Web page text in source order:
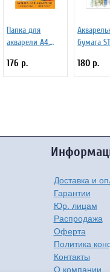
Папка для
акварели А4,
200 г/м.кв.
бумага. по ГОСТ
176 р.
бумага
180 г/м2
180 р.
Доставка и
Гарантии
Юр. лицам
Распродажа
Оферта
Политика
Контакты
О компании